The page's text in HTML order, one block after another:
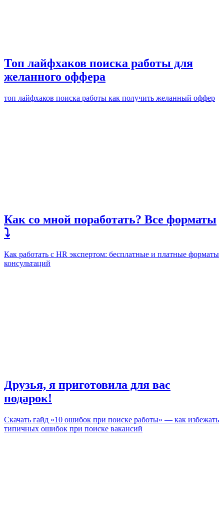
Топ лайфхаков поиска работы для
желанного оффера
топ лайфхаков поиска работы как получить желанный оффер
Как со мной поработать? Все форматы
⤵️
Как работать с HR экспертом: бесплатные и платные форматы
консультаций
Друзья, я приготовила для вас
подарок!
Скачать гайд «10 ошибок при поиске работы» — как избежать
типичных ошибок при поиске вакансий